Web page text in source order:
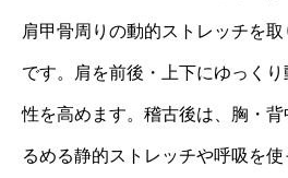
肩甲骨周りの動的ストレッチを
です。肩を前後・上下にゆっく
性を高めます。稽古後は、胸・
るめる静的ストレッチや呼吸を